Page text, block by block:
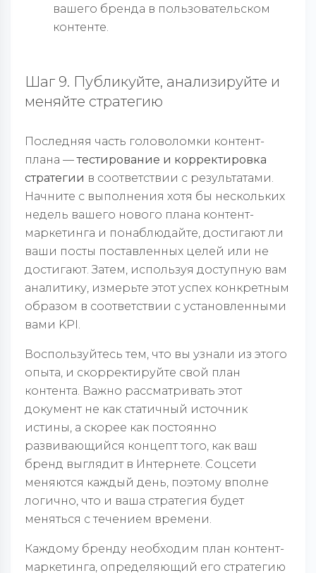
вашего бренда в пользовательском
контенте.
Шаг 9. Публикуйте, анализируйте и
меняйте стратегию
Последняя часть головоломки контент-
плана —тестирование и корректировка
стратегии в соответствии с результатами.
Начните с выполнения хотя бы нескольких
недель вашего нового плана контент-
маркетинга и понаблюдайте, достигают ли
ваши посты поставленных целей или не
достигают. Затем, используя доступную вам
аналитику, измерьте этот успех конкретным
образом в соответствии с установленными
вами KPI.
Воспользуйтесь тем, что вы узнали из этого
опыта, и скорректируйте свой план
контента. Важно рассматривать этот
документ не как статичный источник
истины, а скорее как постоянно
развивающийся концепт того, как ваш
бренд выглядит в Интернете. Соцсети
меняются каждый день, поэтому вполне
логично, что и ваша стратегия будет
меняться с течением времени.
Каждому бренду необходим план контент-
маркетинга, определяющий его стратегию